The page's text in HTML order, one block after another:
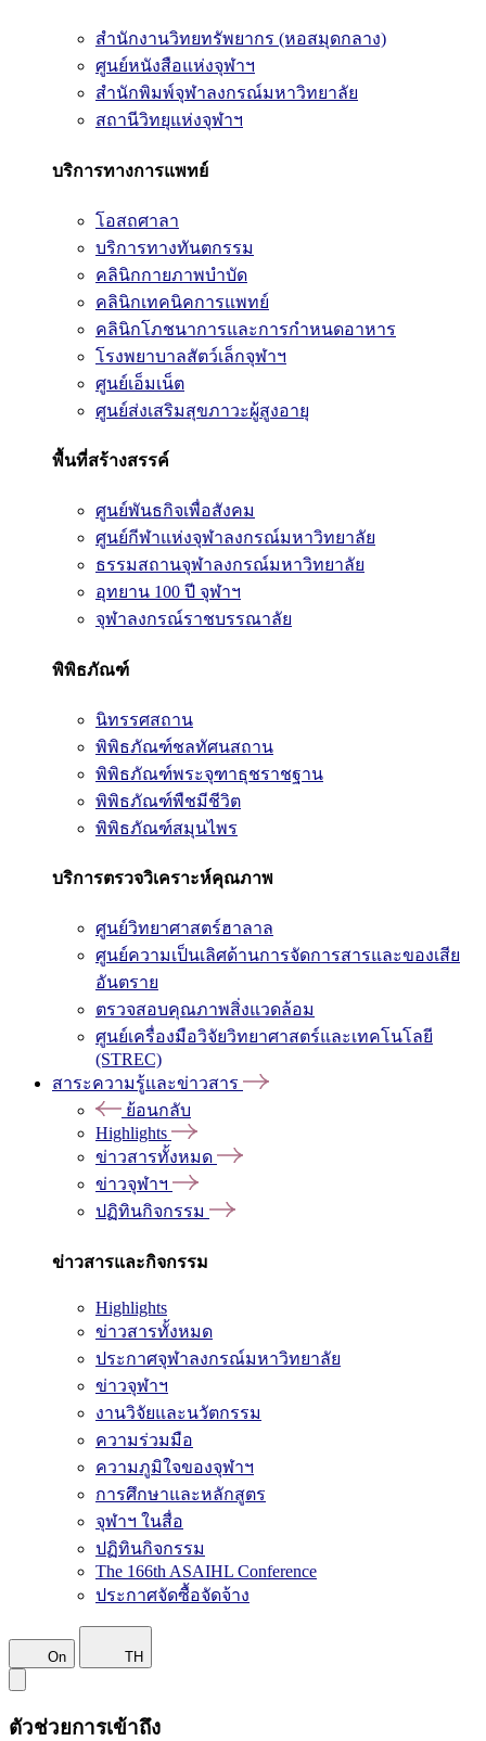
สำนักงานวิทยทรัพยากร (หอสมุดกลาง)
ศูนย์หนังสือแห่งจุฬาฯ
สำนักพิมพ์จุฬาลงกรณ์มหาวิทยาลัย
สถานีวิทยุแห่งจุฬาฯ
บริการทางการแพทย์
โอสถศาลา
บริการทางทันตกรรม
คลินิกกายภาพบำบัด
คลินิกเทคนิคการแพทย์
คลินิกโภชนาการและการกำหนดอาหาร
โรงพยาบาลสัตว์เล็กจุฬาฯ
ศูนย์เอ็มเน็ต
ศูนย์ส่งเสริมสุขภาวะผู้สูงอายุ
พื้นที่สร้างสรรค์
ศูนย์พันธกิจเพื่อสังคม
ศูนย์กีฬาแห่งจุฬาลงกรณ์มหาวิทยาลัย
ธรรมสถานจุฬาลงกรณ์มหาวิทยาลัย
อุทยาน 100 ปี จุฬาฯ
จุฬาลงกรณ์ราชบรรณาลัย
พิพิธภัณฑ์
นิทรรศสถาน
พิพิธภัณฑ์ชลทัศนสถาน
พิพิธภัณฑ์พระจุฑาธุชราชฐาน
พิพิธภัณฑ์พืชมีชีวิต
พิพิธภัณฑ์สมุนไพร
บริการตรวจวิเคราะห์คุณภาพ
ศูนย์วิทยาศาสตร์ฮาลาล
ศูนย์ความเป็นเลิศด้านการจัดการสารและของเสีย
อันตราย
ตรวจสอบคุณภาพสิ่งแวดล้อม
ศูนย์เครื่องมือวิจัยวิทยาศาสตร์และเทคโนโลยี
(STREC)
สาระความรู้และข่าวสาร
ย้อนกลับ
Highlights
ข่าวสารทั้งหมด
ข่าวจุฬาฯ
ปฏิทินกิจกรรม
ข่าวสารและกิจกรรม
Highlights
ข่าวสารทั้งหมด
ประกาศจุฬาลงกรณ์มหาวิทยาลัย
ข่าวจุฬาฯ
งานวิจัยและนวัตกรรม
ความร่วมมือ
ความภูมิใจของจุฬาฯ
การศึกษาและหลักสูตร
จุฬาฯ ในสื่อ
ปฏิทินกิจกรรม
The 166th ASAIHL Conference
ประกาศจัดซื้อจัดจ้าง
On TH
ตัวช่วยการเข้าถึง